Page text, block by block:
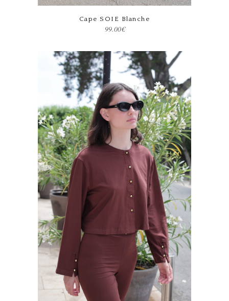
Ce produit a plusieurs variations. Les options peuvent être choisies sur la page du produit
Cape SOIE Blanche
99.00€